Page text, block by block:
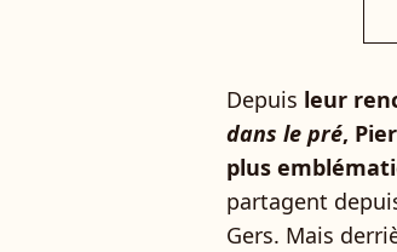
Depuis leur
dans le pré,
plus
partagent
Gers. Mais